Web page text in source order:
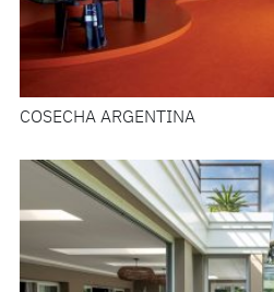
COSECHA ARGENTINA